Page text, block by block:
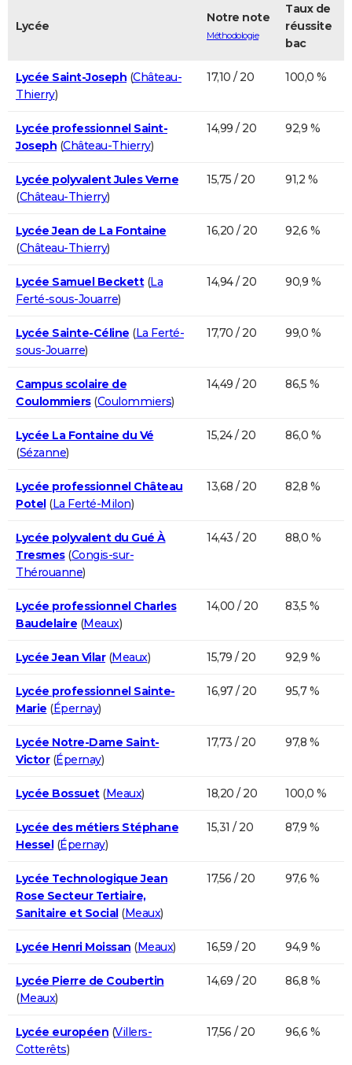
Lycée
Notre note
Méthodologie
Taux de
réussite
bac
Lycée Saint-Joseph (Château-
Thierry)
17,10 / 20 100,0 %
Lycée professionnel Saint-
Joseph (Château-Thierry)
14,99 / 20 92,9 %
Lycée polyvalent Jules Verne
(Château-Thierry)
15,75 / 20 91,2 %
Lycée Jean de La Fontaine
(Château-Thierry)
16,20 / 20 92,6 %
Lycée Samuel Beckett(La
Ferté-sous-Jouarre)
14,94 / 20 90,9 %
Lycée Sainte-Céline (La Ferté-
sous-Jouarre)
17,70 / 20 99,0 %
Campus scolaire de
Coulommiers(Coulommiers)
14,49 / 20 86,5 %
Lycée La Fontaine du Vé
(Sézanne)
15,24 / 20 86,0 %
Lycée professionnel Château
Potel(La Ferté-Milon)
13,68 / 20 82,8 %
Lycée polyvalent du Gué À
Tresmes(Congis-sur-
Thérouanne)
14,43 / 20 88,0 %
Lycée professionnel Charles
Baudelaire (Meaux)
14,00 / 20 83,5 %
Lycée Jean Vilar(Meaux) 15,79 / 20 92,9 %
Lycée professionnel Sainte-
Marie (Épernay)
16,97 / 20 95,7 %
Lycée Notre-Dame Saint-
Victor(Épernay)
17,73 / 20 97,8 %
Lycée Bossuet(Meaux) 18,20 / 20 100,0 %
Lycée des métiers Stéphane
Hessel(Épernay)
15,31 / 20 87,9 %
Lycée Technologique Jean
Rose Secteur Tertiaire,
Sanitaire et Social(Meaux)
17,56 / 20 97,6 %
Lycée Henri Moissan (Meaux) 16,59 / 20 94,9 %
Lycée Pierre de Coubertin
(Meaux)
14,69 / 20 86,8 %
Lycée européen (Villers-
Cotterêts)
17,56 / 20 96,6 %